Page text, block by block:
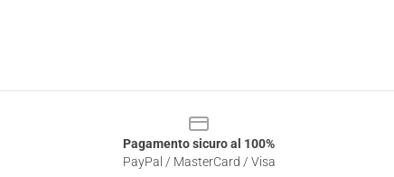
Pagamento sicuro al 100%
PayPal / MasterCard / Visa